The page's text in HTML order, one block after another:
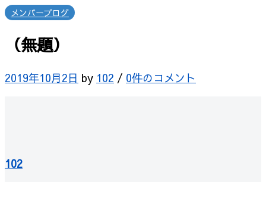
メンバーブログ
（無題）
2019年10月2日 by 102 / 0件のコメント
102